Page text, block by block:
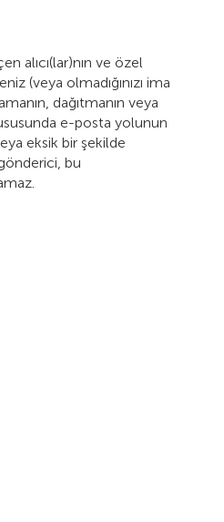
alıcı(lar)nın ve özel
(veya olmadığınızı ima
dağıtmanın veya
e-posta yolunun
eksik bir şekilde
bu